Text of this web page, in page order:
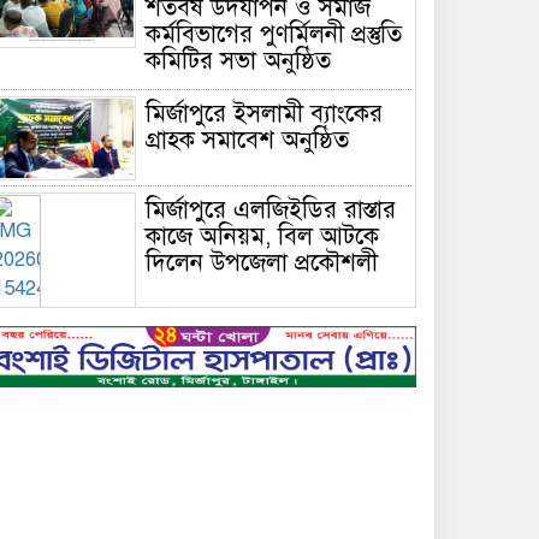
শতবর্ষ উদযাপন ও সমাজ
কর্মবিভাগের পুণর্মিলনী প্রস্তুতি
কমিটির সভা অনুষ্ঠিত
মির্জাপুরে ইসলামী ব্যাংকের
গ্রাহক সমাবেশ অনুষ্ঠিত
মির্জাপুরে এলজিইডির রাস্তার
কাজে অনিয়ম, বিল আটকে
দিলেন উপজেলা প্রকৌশলী